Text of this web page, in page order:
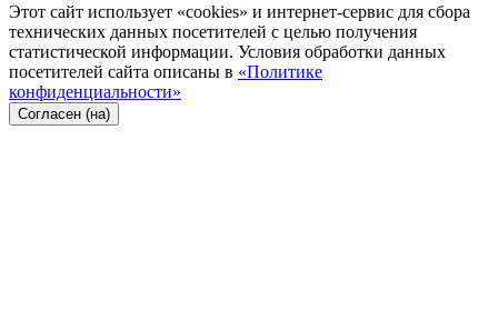
Этот сайт использует «cookies» и интернет-сервис для сбора
технических данных посетителей с целью получения
статистической информации. Условия обработки данных
посетителей сайта описаны в «Политике
конфиденциальности»
Согласен (на)